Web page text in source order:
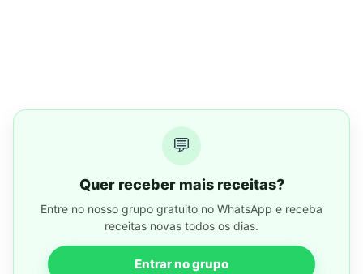
💬
Quer receber mais receitas?
Entre no nosso grupo gratuito no WhatsApp e receba
receitas novas todos os dias.
Entrar no grupo